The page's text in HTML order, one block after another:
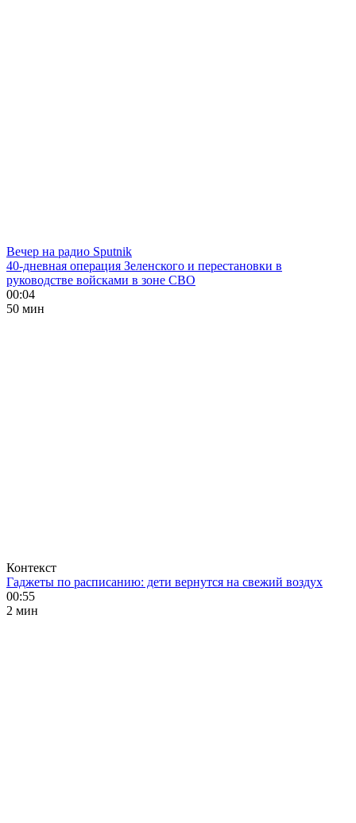
Вечер на радио Sputnik
40-дневная операция Зеленского и перестановки в
руководстве войсками в зоне СВО
00:04
50 мин
Контекст
Гаджеты по расписанию: дети вернутся на свежий воздух
00:55
2 мин